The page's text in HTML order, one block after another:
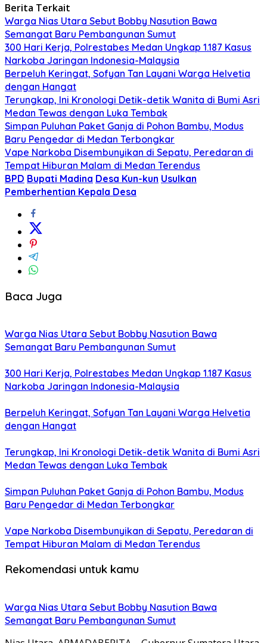
Berita Terkait
Warga Nias Utara Sebut Bobby Nasution Bawa
Semangat Baru Pembangunan Sumut
300 Hari Kerja, Polrestabes Medan Ungkap 1.187 Kasus
Narkoba Jaringan Indonesia-Malaysia
Berpeluh Keringat, Sofyan Tan Layani Warga Helvetia
dengan Hangat
Terungkap, Ini Kronologi Detik-detik Wanita di Bumi Asri
Medan Tewas dengan Luka Tembak
Simpan Puluhan Paket Ganja di Pohon Bambu, Modus
Baru Pengedar di Medan Terbongkar
Vape Narkoba Disembunyikan di Sepatu, Peredaran di
Tempat Hiburan Malam di Medan Terendus
BPD Bupati Madina Desa Kun-kun Usulkan
Pemberhentian Kepala Desa
Baca Juga
Warga Nias Utara Sebut Bobby Nasution Bawa
Semangat Baru Pembangunan Sumut
300 Hari Kerja, Polrestabes Medan Ungkap 1.187 Kasus
Narkoba Jaringan Indonesia-Malaysia
Berpeluh Keringat, Sofyan Tan Layani Warga Helvetia
dengan Hangat
Terungkap, Ini Kronologi Detik-detik Wanita di Bumi Asri
Medan Tewas dengan Luka Tembak
Simpan Puluhan Paket Ganja di Pohon Bambu, Modus
Baru Pengedar di Medan Terbongkar
Vape Narkoba Disembunyikan di Sepatu, Peredaran di
Tempat Hiburan Malam di Medan Terendus
Rekomendasi untuk kamu
Warga Nias Utara Sebut Bobby Nasution Bawa
Semangat Baru Pembangunan Sumut